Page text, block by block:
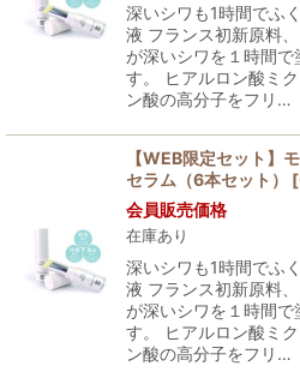
深いシワも1時間でふ
液 フランス初新原料
が深いシワを１時間で
す。 ヒアルロン酸ミ
ン酸の高分子をフリ…
【WEB限定セット】
セラム（6本セット）
[
会員販売価格
在庫あり
深いシワも1時間でふ
液 フランス初新原料
が深いシワを１時間で
す。 ヒアルロン酸ミ
ン酸の高分子をフリ…